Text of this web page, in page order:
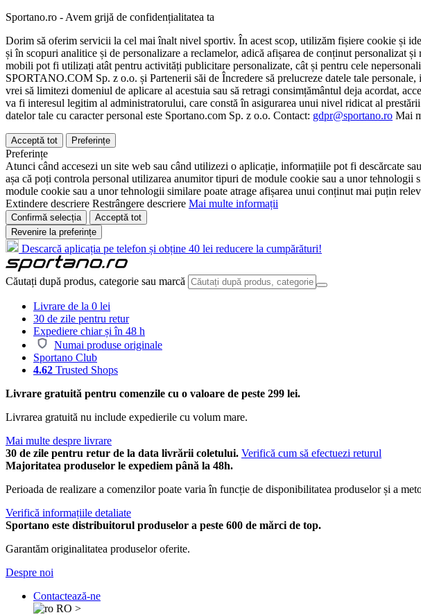
Sportano.ro - Avem grijă de confidențialitatea ta
Dorim să oferim servicii la cel mai înalt nivel sportiv. În acest scop, utilizăm fișiere cookie și
și în scopuri analitice și de personalizare a reclamelor, adică afișarea de conținut personalizat
mobili pot fi utilizați atât pentru activități publicitare personalizate, cât și pentru cele
SPORTANO.COM Sp. z o.o. și Partenerii săi de Încredere să prelucreze datele tale
vrei să limitezi domeniul de aplicare al acestuia sau să retragi consimțământul deja acordat,
va fi interesul legitim al administratorului, care constă în asigurarea unui nivel ridicat al
datelor tale cu caracter personal este Sportano.com Sp. z o.o. Contact: gdpr@sportano.ro Mai
Acceptă tot Preferințe
Preferințe
Atunci când accesezi un site web sau când utilizezi o aplicație, informațiile pot fi descărcate
așa că poți controla personal utilizarea anumitor tipuri de module cookie sau a unor
module cookie sau a unor tehnologii similare poate atrage afișarea unui conținut mai puțin
Extindere descriere Restrângere descriere Mai multe informații
Confirmă selecția
Acceptă tot
Revenire la preferințe
Descarcă aplicația pe telefon și obține 40 lei reducere la cumpărături!
Căutați după produs, categorie sau marcă
Livrare de la 0 lei
30 de zile pentru retur
Expediere chiar și în 48 h
Numai produse originale
Sportano Club
4.62 Trusted Shops
Livrare gratuită pentru comenzile cu o valoare de peste 299 lei.
Livrarea gratuită nu include expedierile cu volum mare.
Mai multe despre livrare
30 de zile pentru retur de la data livrării coletului. Verifică cum să efectuezi returul
Majoritatea produselor le expediem până la 48h.
Perioada de realizare a comenzilor poate varia în funcție de disponibilitatea produselor și a
Verifică informațiile detaliate
Sportano este distribuitorul produselor a peste 600 de mărci de top.
Garantăm originalitatea produselor oferite.
Despre noi
Contactează-ne
RO >